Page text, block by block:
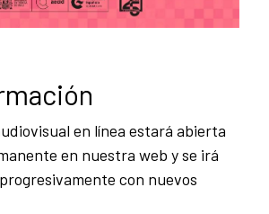
en línea estará abierta
en nuestra web y se irá
con nuevos